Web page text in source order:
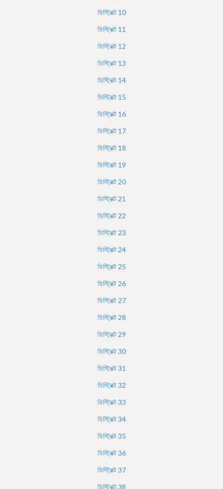
ডিস্ট্রিক্ট 10
ডিস্ট্রিক্ট 11
ডিস্ট্রিক্ট 12
ডিস্ট্রিক্ট 13
ডিস্ট্রিক্ট 14
ডিস্ট্রিক্ট 15
ডিস্ট্রিক্ট 16
ডিস্ট্রিক্ট 17
ডিস্ট্রিক্ট 18
ডিস্ট্রিক্ট 19
ডিস্ট্রিক্ট 20
ডিস্ট্রিক্ট 21
ডিস্ট্রিক্ট 22
ডিস্ট্রিক্ট 23
ডিস্ট্রিক্ট 24
ডিস্ট্রিক্ট 25
ডিস্ট্রিক্ট 26
ডিস্ট্রিক্ট 27
ডিস্ট্রিক্ট 28
ডিস্ট্রিক্ট 29
ডিস্ট্রিক্ট30
ডিস্ট্রিক্ট31
ডিস্ট্রিক্ট32
ডিস্ট্রিক্ট33
ডিস্ট্রিক্ট34
ডিস্ট্রিক্ট35
ডিস্ট্রিক্ট36
ডিস্ট্রিক্ট37
ডিস্ট্রিক্ট38